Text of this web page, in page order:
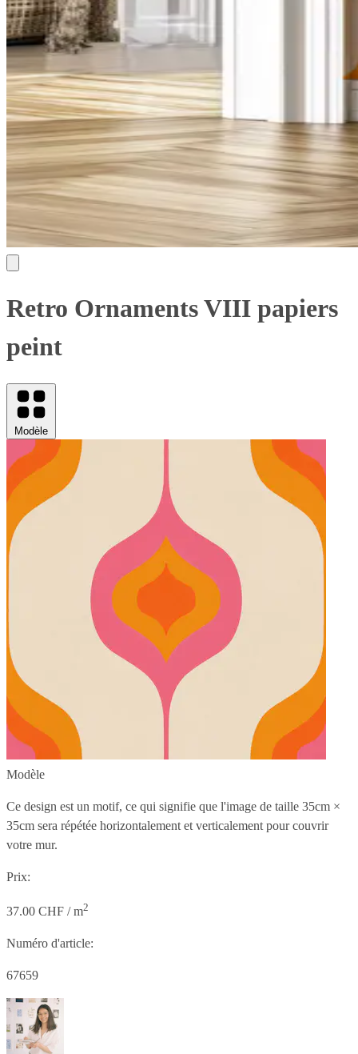
Retro Ornaments VIII papiers
peint
Modèle
Modèle
Ce design est un motif, ce qui signifie que l'image de taille 35cm ×
35cm sera répétée horizontalement et verticalement pour couvrir
votre mur.
Prix:
37.00 CHF / m2
Numéro d'article:
67659